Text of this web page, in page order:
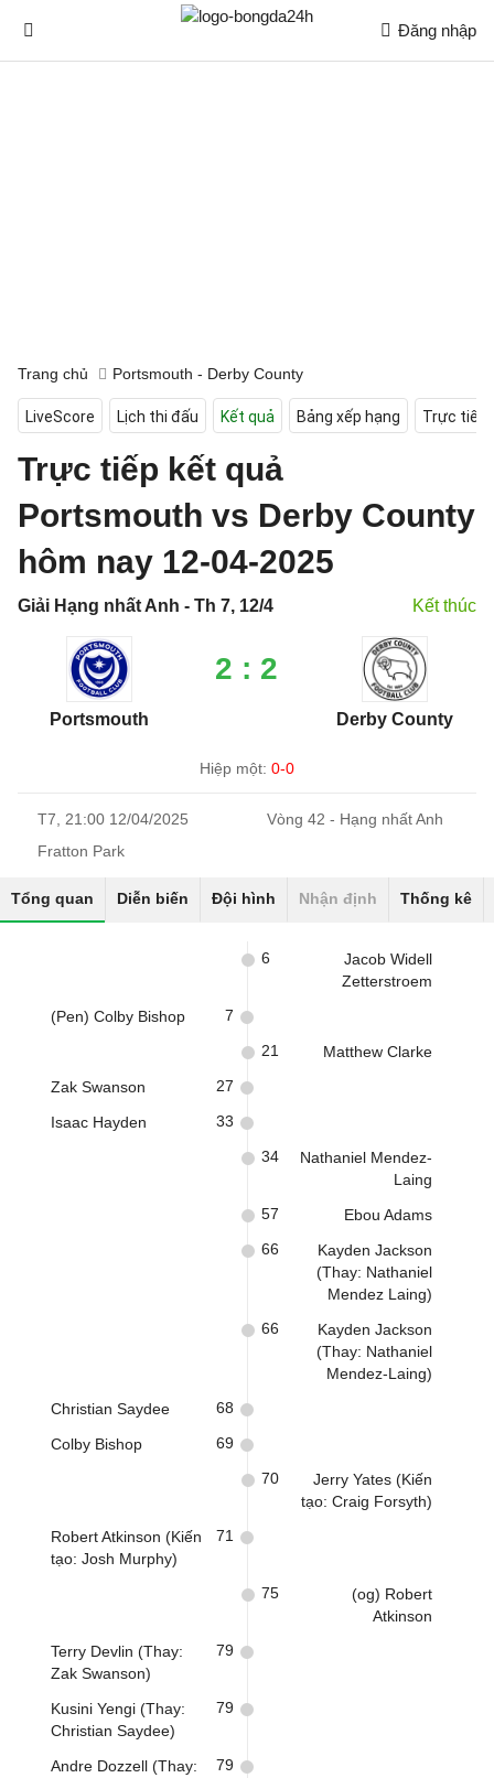
Đăng nhập
Trang chủ Portsmouth - Derby County
LiveScore Lịch thi đấu Kết quả Bảng xếp hạng Trực tiếp
Trực tiếp kết quả
Portsmouth vs Derby County
hôm nay 12-04-2025
Giải Hạng nhất Anh - Th 7, 12/4 Kết thúc
Portsmouth
2 : 2
Derby County
Hiệp một: 0-0
T7, 21:00 12/04/2025
Vòng 42 - Hạng nhất Anh
Fratton Park
Tổng quan Diễn biến Đội hình Nhận định Thống kê
Jacob Widell
Zetterstroem
6
(Pen) Colby Bishop 7
Matthew Clarke
21
Zak Swanson 27
Isaac Hayden 33
Nathaniel Mendez-
Laing
34
Ebou Adams
57
Kayden Jackson
(Thay: Nathaniel
Mendez Laing)
66
Kayden Jackson
(Thay: Nathaniel
Mendez-Laing)
66
Christian Saydee 68
Colby Bishop 69
Jerry Yates (Kiến
tạo: Craig Forsyth)
70
Robert Atkinson (Kiến
tạo: Josh Murphy)
71
(og) Robert
Atkinson
75
Terry Devlin (Thay:
Zak Swanson)
79
Kusini Yengi (Thay:
Christian Saydee)
79
Andre Dozzell (Thay:
79